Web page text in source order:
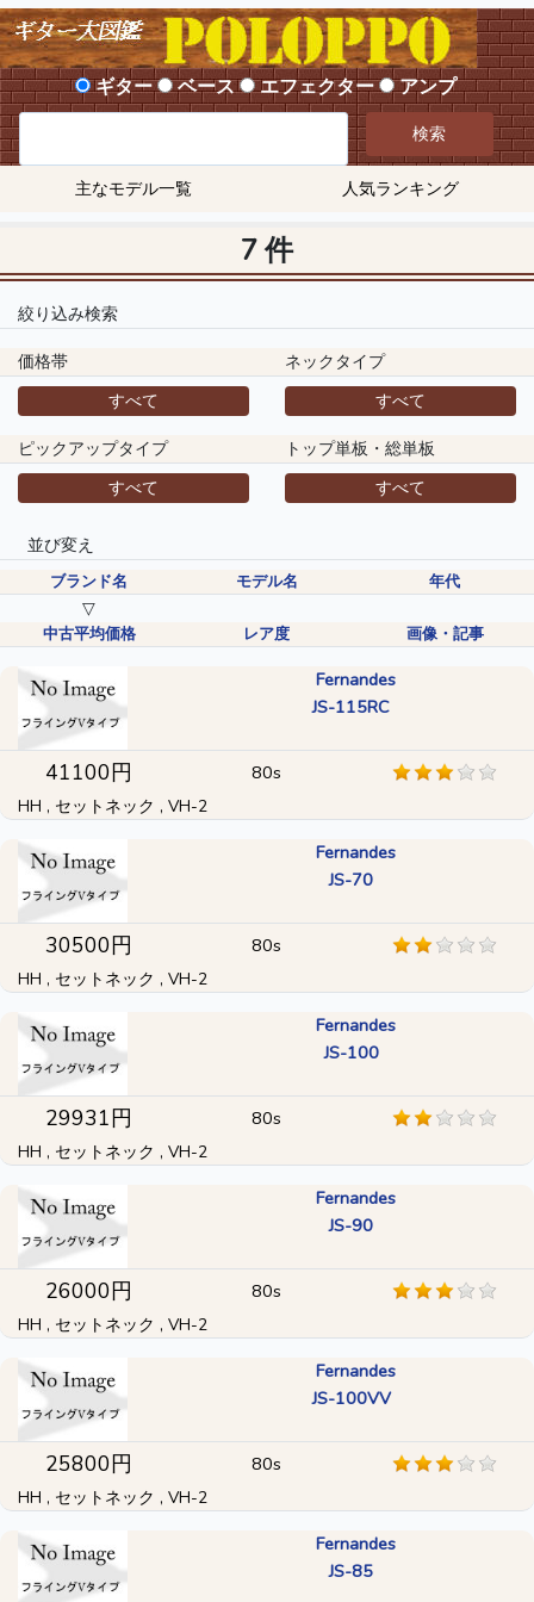
ギター ベース エフェクター アンプ
検索
主なモデル一覧 人気ランキング
7 件
絞り込み検索
価格帯
ネックタイプ
すべて
すべて
ピックアップタイプ
トップ単板・総単板
すべて
すべて
並び変え
ブランド名 モデル名 年代
▽
中古平均価格 レア度 画像・記事
Fernandes
JS-115RC
41100円 80s
HH , セットネック , VH-2
Fernandes
JS-70
30500円 80s
HH , セットネック , VH-2
Fernandes
JS-100
29931円 80s
HH , セットネック , VH-2
Fernandes
JS-90
26000円 80s
HH , セットネック , VH-2
Fernandes
JS-100VV
25800円 80s
HH , セットネック , VH-2
Fernandes
JS-85